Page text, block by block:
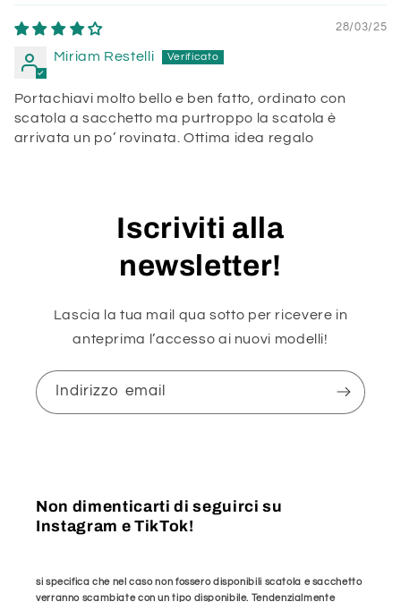
28/03/25
Miriam Restelli
Portachiavi molto bello e ben fatto, ordinato con
scatola a sacchetto ma purtroppo la scatola è
arrivata un po’ rovinata. Ottima idea regalo
Iscriviti alla
newsletter!
Lascia la tua mail qua sotto per ricevere in
anteprima l’accesso ai nuovi modelli!
Indirizzo email
Non dimenticarti di seguirci su
Instagram e TikTok!
si specifica che nel caso non fossero disponibili scatola e sacchetto
verranno scambiate con un tipo disponibile. Tendenzialmente